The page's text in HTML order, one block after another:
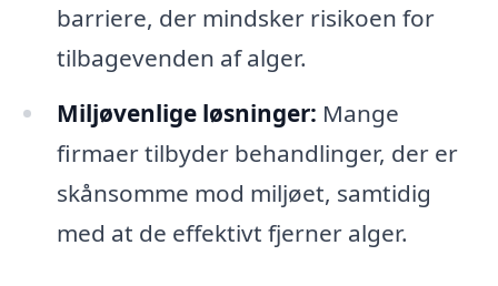
barriere, der mindsker risikoen for
tilbagevenden af alger.
Miljøvenlige løsninger: Mange
firmaer tilbyder behandlinger, der er
skånsomme mod miljøet, samtidig
med at de effektivt fjerner alger.